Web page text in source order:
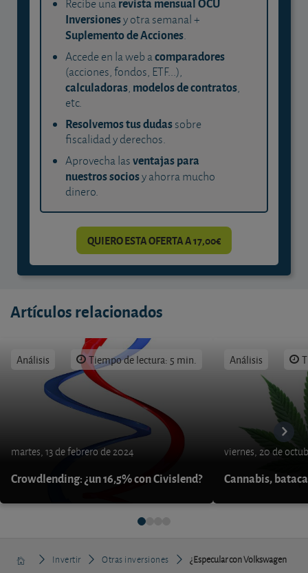
Recibe una
Inversionesy otra semanal +
Suplemento de Acciones.
Accede en la web acomparadores
(acciones, fondos, ETF...),
calculadoras, modelos de contratos,
etc.
Resolvemos tus dudassobre
fiscalidad y derechos.
Aprovecha lasventajas para
nuestros sociosy ahorra mucho
dinero.
QUIERO ESTA OFERTA A 17,00€
Artículos relacionados
Análisis Tiempo de lectura: 5 min.
martes, 13 de febrero de 2024
Crowdlending: ¿un 16,5% con Civislend?
Análisis
viernes, 20 de
Cannabis,
Invertir Otras inversiones
¿Especular con Volkswagen